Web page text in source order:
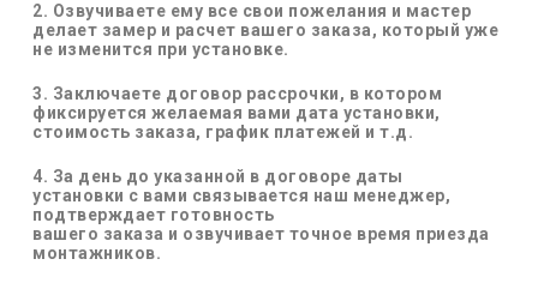
2. Озвучиваете ему все свои пожелания и мастер
делает замер и расчет вашего заказа, который уже
не изменится при установке.
3. Заключаете договор рассрочки, в котором
фиксируется желаемая вами дата установки,
стоимость заказа, график платежей и т.д.
4. За день до указанной в договоре даты
установки с вами связывается наш менеджер,
подтверждает готовность
вашего заказа и озвучивает точное время приезда
монтажников.